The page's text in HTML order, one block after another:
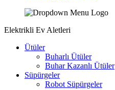
Elektrikli Ev Aletleri
Ütüler
Buharlı Ütüler
Buhar Kazanlı Ütüler
Süpürgeler
Robot Süpürgeler